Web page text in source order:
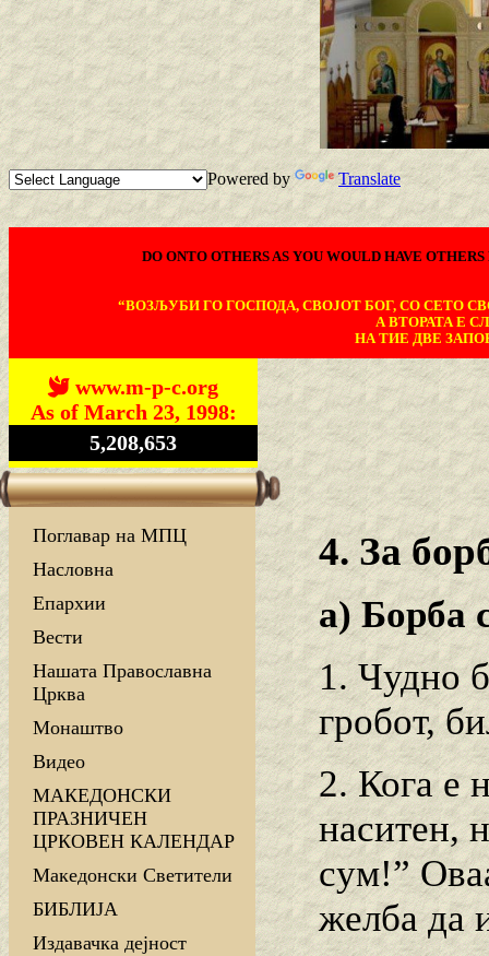
Powered by Translate
DO ONTO OTHERS AS YOU WOULD HAVE
“ВОЗЉУБИ ГО ГОСПОДА, СВОЈОТ БОГ, СО СЕТО
А ВТОРАТА Е
НА ТИЕ ДВЕ
www.m-p-c.org
As of March 23, 1998:
5,208,653
Поглавар на МПЦ
Насловна
Епархии
Вести
Нашата Православна
Црква
Монаштво
Видео
МАКЕДОНСКИ
ПРАЗНИЧЕН
ЦРКОВЕН КАЛЕНДАР
Македонски Светители
БИБЛИЈА
Издавачка дејност
4. За
а) Борба
1. Чудно
гробот,
2. Кога е
наситен,
сум!”
желба да